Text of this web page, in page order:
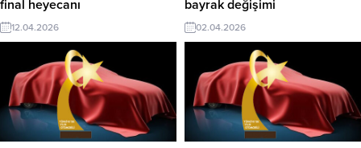
final heyecanı
12.04.2026
bayrak değişimi
02.04.2026